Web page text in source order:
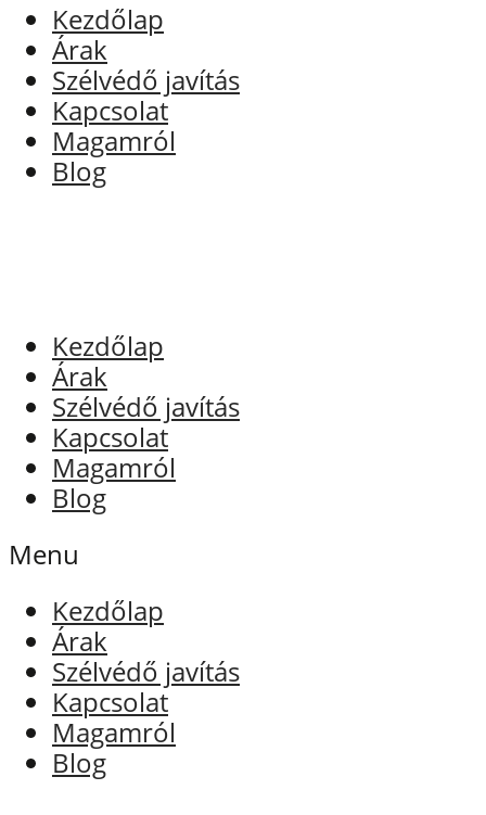
Kezdőlap
Árak
Szélvédő javítás
Kapcsolat
Magamról
Blog
Kezdőlap
Árak
Szélvédő javítás
Kapcsolat
Magamról
Blog
Menu
Kezdőlap
Árak
Szélvédő javítás
Kapcsolat
Magamról
Blog